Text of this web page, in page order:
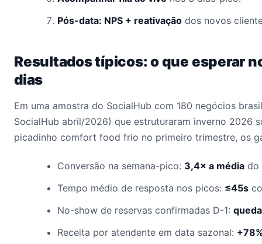
Pós-data: NPS + reativação dos novos
Resultados típicos: o que esperar
dias
Em uma amostra do SocialHub com 180 negócios
SocialHub abril/2026) que estruturaram inverno 2026
picadinho comfort food frio no primeiro trimestre, os
Conversão na semana-pico: 3,4× a média do
Tempo médio de resposta nos picos: ≤45s
No-show de reservas confirmadas D-1:
Receita por atendente em data sazonal: